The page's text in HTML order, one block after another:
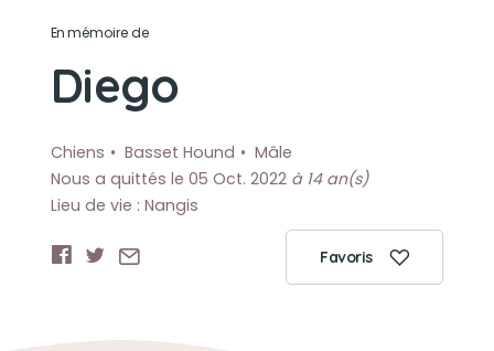
En mémoire de
Diego
Chiens Basset Hound
Mâle
Nous a quittés le 05 Oct. 2022 à 14 an(s)
Lieu de vie : Nangis
Favoris